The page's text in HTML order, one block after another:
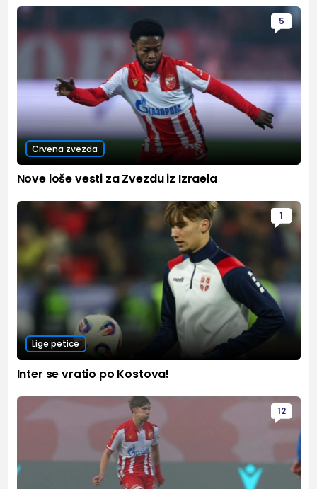
5
Crvena zvezda
Nove loše vesti za Zvezdu iz Izraela
1
Lige petice
Inter se vratio po Kostova!
12